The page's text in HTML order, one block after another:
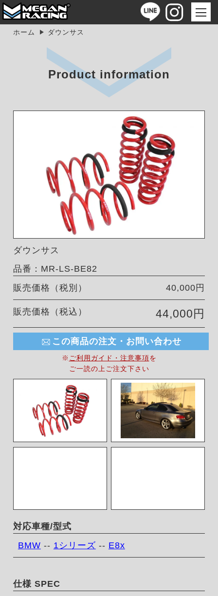
ホーム ダウンサス
Product information
ダウンサス
品番：MR-LS-BE82
販売価格（税別）
40,000円
販売価格（税込） 44,000円
この商品の注文・お問い合わせ
※ ご利用ガイド・注意事項を
ご一読の上ご注文下さい
対応車種/型式
BMW -- 1シリーズ -- E8x
仕様 SPEC